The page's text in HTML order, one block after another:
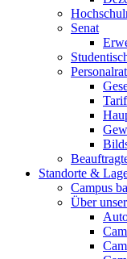
Senat
Personalrat
Standorte &
Campus
Über